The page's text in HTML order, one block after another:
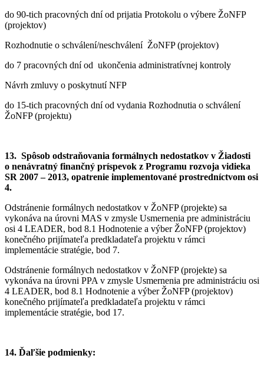
do 90-tich pracovných dní od prijatia Protokolu o výbere ŽoNFP
(projektov)
Rozhodnutie o schválení/neschválení ŽoNFP (projektov)
do 7 pracovných dní od ukončenia administratívnej kontroly
Návrh zmluvy o poskytnutí NFP
do 15-tich pracovných dní od vydania Rozhodnutia o schválení
ŽoNFP (projektu)
13. Spôsob odstraňovania formálnych nedostatkov v Žiadosti
o nenávratný finančný príspevok z Programu rozvoja vidieka
SR 2007 – 2013, opatrenie implementované prostredníctvom osi
4.
Odstránenie formálnych nedostatkov v ŽoNFP (projekte) sa
vykonáva na úrovni MAS v zmysle Usmernenia pre administráciu
osi 4 LEADER, bod 8.1 Hodnotenie a výber ŽoNFP (projektov)
konečného prijímateľa predkladateľa projektu v rámci
implementácie stratégie, bod 7.
Odstránenie formálnych nedostatkov v ŽoNFP (projekte) sa
vykonáva na úrovni PPA v zmysle Usmernenia pre administráciu osi
4 LEADER, bod 8.1 Hodnotenie a výber ŽoNFP (projektov)
konečného prijímateľa predkladateľa projektu v rámci
implementácie stratégie, bod 17.
14. Ďaľšie podmienky: